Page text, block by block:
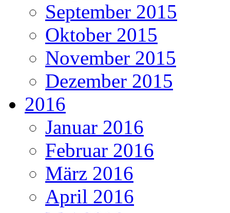
September 2015
Oktober 2015
November 2015
Dezember 2015
2016
Januar 2016
Februar 2016
März 2016
April 2016